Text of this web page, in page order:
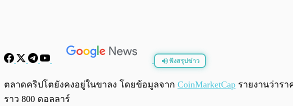
ฟังสรุปข่าว
พร้อมเล่น
ตลาดคริปโตยังคงอยู่ในขาลง โดยข้อมูลจาก CoinMarketCap รายงานว่ารา
ราว 800 ดอลลาร์